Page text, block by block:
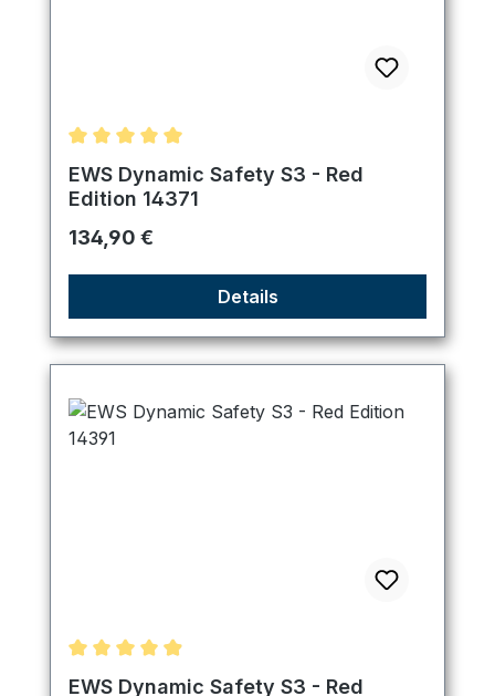
Durchschnittliche Bewertung von 5 von 5 Sternen
EWS Dynamic Safety S3 - Red
Edition 14371
Regulärer Preis:
134,90 €
Details
Durchschnittliche Bewertung von 4.89 von 5
EWS Dynamic Safety S3 - Red